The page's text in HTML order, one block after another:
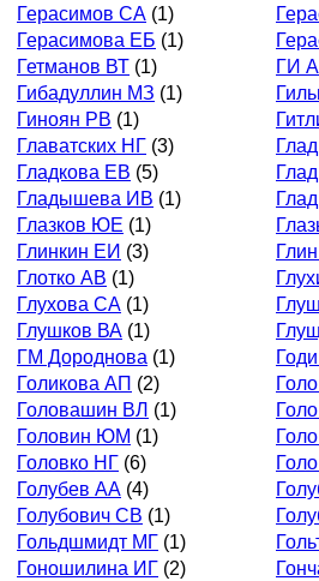
Герасимов СА (1)
Герасимова ЕБ (1)
Гетманов ВТ (1)
ГИ
Гибадуллин МЗ (1)
Гиноян РВ (1)
Главатских НГ (3)
Гладкова ЕВ (5)
Гладышева ИВ (1)
Глазков ЮЕ (1)
Глинкин ЕИ (3)
Глотко АВ (1)
Глухова СА (1)
Глушков ВА (1)
ГМ Дороднова (1)
Голикова АП (2)
Головашин ВЛ (1)
Головин ЮМ (1)
Головко НГ (6)
Голубев АА (4)
Голубович СВ (1)
Гольдшмидт МГ (1)
Гоношилина ИГ (2)